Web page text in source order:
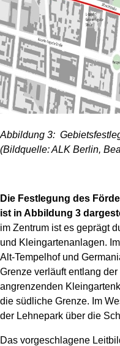
Abbildung 3:
(Bildquelle: ALK Berlin,
Die Festlegung des
ist in Abbildung 3
im Zentrum ist es geprägt
und Kleingartenanlagen.
Alt-Tempelhof und
Grenze verläuft entlang
angrenzenden
die südliche Grenze. Im
der Lehnepark über die
Das vorgeschlagene